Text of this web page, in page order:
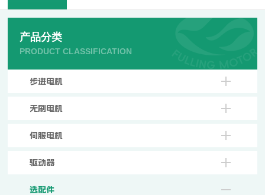
产品分类
PRODUCT CLASSIFICATION
步进电机
无刷电机
伺服电机
驱动器
选配件